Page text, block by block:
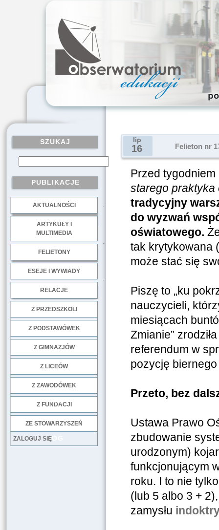
SZUKAJ
PUBLIKACJE
AKTUALNOŚCI
ARTYKUŁY I
MULTIMEDIA
FELIETONY
ESEJE I WYWIADY
RELACJE
Z PRZEDSZKOLI
Z PODSTAWÓWEK
Z GIMNAZJÓW
Z LICEÓW
Z ZAWODÓWEK
Z FUNDACJI
ZE STOWARZYSZEŃ
LOG
ZALOGUJ SIĘ
lip
16 Felieton nr
Przed
starego praktyka
tradycyjny
do wyzwań
oświatowego.
tak krytykowana
może stać się
Piszę to „ku
nauczycieli,
miesiącach
Zmianie”
referendum w
pozycję
Przeto, bez
Ustawa Prawo
zbudowanie
urodzonym)
funkcjonującym
roku. I to nie
(lub 5 albo 3 +
zamysłu